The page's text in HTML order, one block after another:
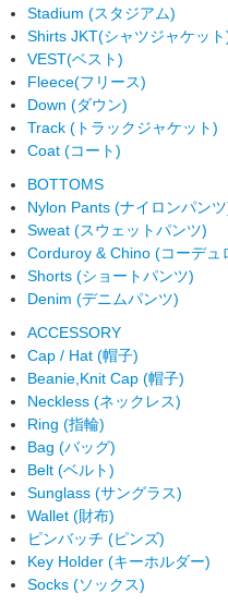
Stadium (スタジアム)
Shirts JKT(シャツジャケット
VEST(ベスト)
Fleece(フリース)
Down (ダウン)
Track (トラックジャケット)
Coat (コート)
BOTTOMS
Nylon Pants (ナイロンパン
Sweat (スウェットパンツ)
Corduroy & Chino (コーデュ
Shorts (ショートパンツ)
Denim (デニムパンツ)
ACCESSORY
Cap / Hat (帽子)
Beanie,Knit Cap (帽子)
Neckless (ネックレス)
Ring (指輪)
Bag (バッグ)
Belt (ベルト)
Sunglass (サングラス)
Wallet (財布)
ピンバッチ (ピンズ)
Key Holder (キーホルダー)
Socks (ソックス)